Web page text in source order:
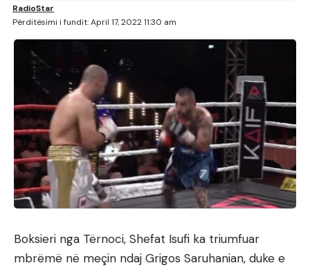
Përditësimi i fundit: April 17, 2022 11:30 am
RadioStar
Boksieri nga Tërnoci, Shefat Isufi ka triumfuar
mbrëmë në meçin ndaj Grigos Saruhanian, duke e